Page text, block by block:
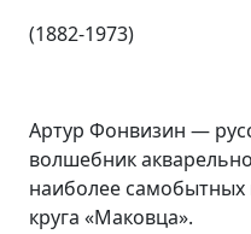
(1882-1973)
Артур Фонвизин —
волшебник
наиболее
круга «Маковца».